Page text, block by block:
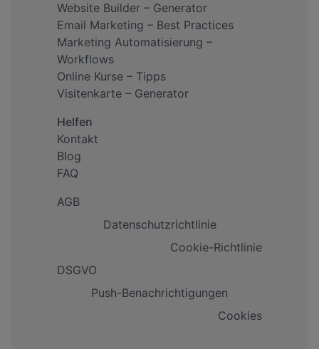
Website Builder – Generator
Email Marketing – Best Practices
Marketing Automatisierung –
Workflows
Online Kurse – Tipps
Visitenkarte – Generator
Helfen
Kontakt
Blog
FAQ
AGB
Datenschutzrichtlinie
Cookie-Richtlinie
DSGVO
Push-Benachrichtigungen
Cookies